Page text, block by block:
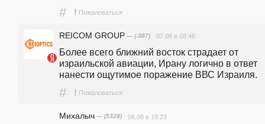
# ! Пожаловаться
REICOM GROUP — (-387) 07.08 в 08:46
Более всего ближний восток страдает от
израильской авиации, Ирану логично в ответ
нанести ощутимое поражение ВВС Израиля.
# ! Пожаловаться
Михалыч — (5328) 06.08 в 19:23